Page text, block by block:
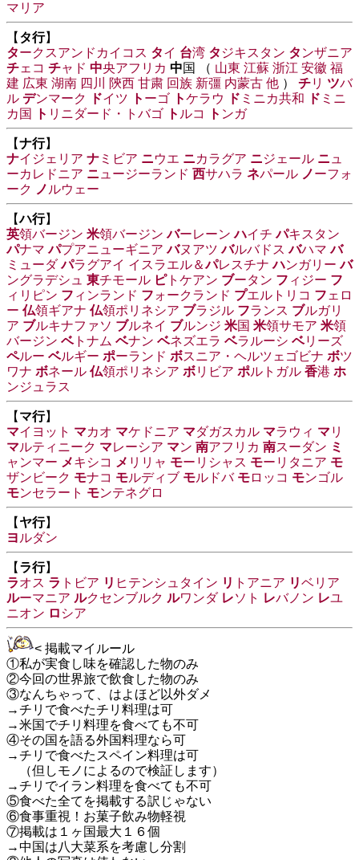
マリア
【 タ行】
タークスアンドカイコス タイ 台湾 タ ジキスタン タ ンザニア
チェコ チャド 中央アフリカ 中国 （ 山東 江蘇 浙江 安徽 福
建 広東 湖南 四川 陝西 甘粛 回族 新彊 内蒙古 他 ） チリ ツバ
ル デンマーク ドイツ ト ーゴ トケラウ ド ミニカ共和 ド ミニ
カ国
ト リニダード・トバゴ ト ルコ ト ンガ
【ナ行】
ナイジェリア ナ ミビア ニウエ ニカラグア ニジェール ニ ュ
ーカレドニア ニ ュージーランド 西サハラ ネパール ノーフォ
ーク ノ ルウェー
【ハ行】
英領バージン 米領バージン バーレーン ハイチ パキスタン
パナマ パプアニューギニア バヌアツ バルバドス バハマ バ
ミューダ パラグアイ イスラエル＆パレスチナ ハンガリー バ
ングラデシュ 東チモール ピトケアン ブータン フ ィジー フ
ィリピン フ ィンランド フ ォークランド プエルトリコ フ ェロ
ー 仏領ギアナ 仏領ポリネシア ブラジル フランス ブルガリ
ア ブルキナファソ ブルネイ ブルンジ 米国 米領サモア 米領
バージン ベトナム ベナン ベネズエラ ベラルーシ ベリーズ
ペルー ベルギー ポーランド ボスニア・ヘルツェゴビナ ボツ
ワナ ボネール 仏領ポリネシア ボリビア ポルトガル 香港 ホ
ンジュラス
【 マ行】
マイヨット マカオ マケドニア マダガスカル マラウィ マ リ
マルティニーク マレーシア マン 南アフリカ 南スーダン ミ
ャンマー メキシコ メ リリャ モーリシャス モーリタニア モ
ザンビーク モナコ モルディブ モルドバ モロッコ モンゴル
モンセラート モンテネグロ
【 ヤ行】
ヨ ルダン
【 ラ行】
ラオス ラ トビア リ ヒテンシュタイン リ トアニア リベリア
ルーマニア ルクセンブルク ルワンダ レソト レバノン レユ
ニオン ロ シア
< 掲載マイルール
①私が実食し味を確認した物のみ
②今回の世界旅で飲食した物のみ
③なんちゃって、はよほど以外ダメ
→チリで食べたチリ料理は可
→米国でチリ料理を食べても不可
④その国を語る外国料理なら可
→チリで食べたスペイン料理は可
（但しモノによるので検証します）
→チリでイラン料理を食べても不可
⑤食べた全てを掲載する訳じゃない
⑥食事重視！お菓子飲み物軽視
⑦掲載は１ヶ国最大１６個
→中国は八大菜系を考慮し分割